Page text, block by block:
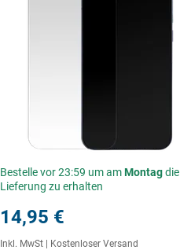
Bestelle vor 23:59 um amMontagdie
Lieferung zu erhalten
14,95 €
Inkl. MwSt Kostenloser Versand